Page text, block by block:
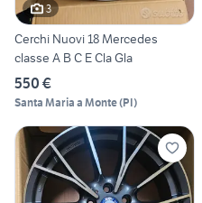
3
Cerchi Nuovi 18 Mercedes
classe A B C E Cla Gla
550 €
Santa Maria a Monte(PI)